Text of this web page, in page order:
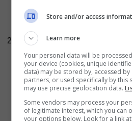
2
scaldiamo una padella
Store and/or access
Learn more
Your personal data will be
your device (cookies, unique
data) may be stored by, accessed
partners, or used specifically by this
may use precise geolocation data.
Some vendors may process your
of legitimate interest, which you can
your options below. Look for a link